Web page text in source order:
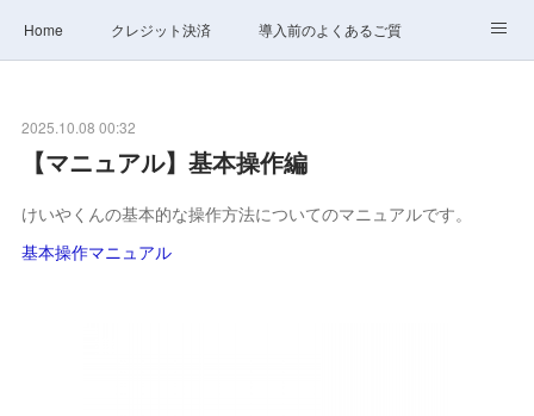
Home クレジット決済 導入前のよくあるご質問
2025.10.08 00:32
【マニュアル】基本操作編
けいやくんの基本的な操作方法についてのマニュアルです。
基本操作マニュアル